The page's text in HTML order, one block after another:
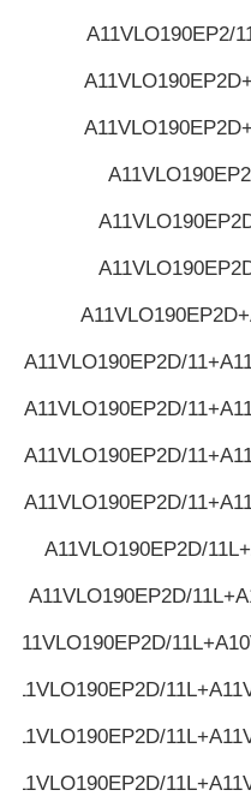
A11VLO190EP2/
A11VLO190EP2D/
A11VLO190EP2D/
A11VLO190EP2D/
A11VLO190EP2D/
A11VLO190EP2D/
A11VLO190EP2D/
A11VLO190EP2D/
A11VLO190EP2D/
A11VLO190EP2D/
A11VLO190EP2D/